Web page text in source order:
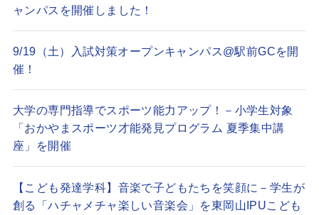
ャンパスを開催しました！
9/19（土）入試対策オープンキャンパス@駅前GCを開
催！
大学の専門指導でスポーツ能力アップ！－小学生対象
「おかやまスポーツ才能発見プログラム 夏季集中講
座」を開催
【こども発達学科】音楽で子どもたちを笑顔に－学生が
創る「ハチャメチャ楽しい音楽会」を東岡山IPUこども